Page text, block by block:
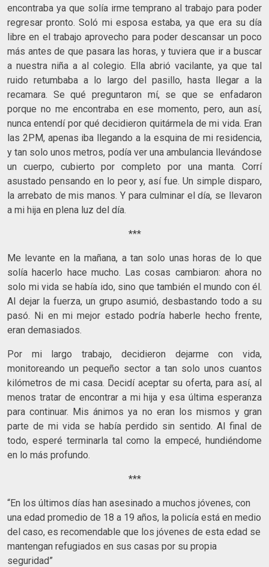
encontraba ya que solía irme temprano al trabajo para poder
regresar pronto. Soló mi esposa estaba, ya que era su día
libre en el trabajo aprovecho para poder descansar un poco
más antes de que pasara las horas, y tuviera que ir a buscar
a nuestra niña a al colegio. Ella abrió vacilante, ya que tal
ruido retumbaba a lo largo del pasillo, hasta llegar a la
recamara. Se qué preguntaron mí, se que se enfadaron
porque no me encontraba en ese momento, pero, aun así,
nunca entendí por qué decidieron quitármela de mi vida. Eran
las 2PM, apenas iba llegando a la esquina de mi residencia,
y tan solo unos metros, podía ver una ambulancia llevándose
un cuerpo, cubierto por completo por una manta. Corrí
asustado pensando en lo peor y, así fue. Un simple disparo,
la arrebato de mis manos. Y para culminar el día, se llevaron
a mi hija en plena luz del día.
***
Me levante en la mañana, a tan solo unas horas de lo que
solía hacerlo hace mucho. Las cosas cambiaron: ahora no
solo mi vida se había ido, sino que también el mundo con él.
Al dejar la fuerza, un grupo asumió, desbastando todo a su
pasó. Ni en mi mejor estado podría haberle hecho frente,
eran demasiados.
Por mi largo trabajo, decidieron dejarme con vida,
monitoreando un pequeño sector a tan solo unos cuantos
kilómetros de mi casa. Decidí aceptar su oferta, para así, al
menos tratar de encontrar a mi hija y esa última esperanza
para continuar. Mis ánimos ya no eran los mismos y gran
parte de mi vida se había perdido sin sentido. Al final de
todo, esperé terminarla tal como la empecé, hundiéndome
en lo más profundo.
***
“En los últimos días han asesinado a muchos jóvenes, con
una edad promedio de 18 a 19 años, la policía está en medio
del caso, es recomendable que los jóvenes de esta edad se
mantengan refugiados en sus casas por su propia
seguridad”